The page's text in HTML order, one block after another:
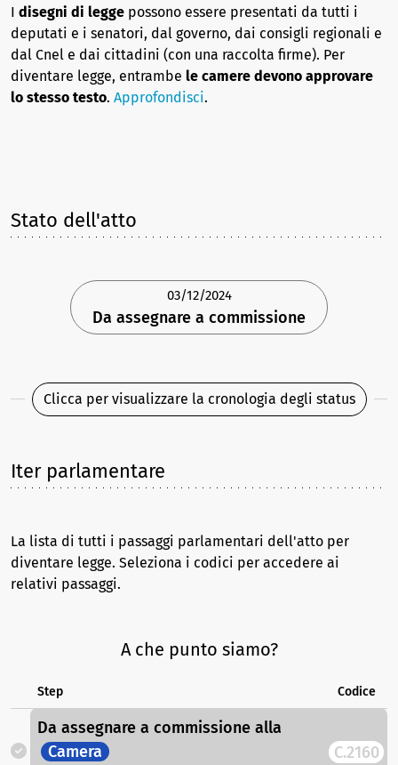
I disegni di legge possono essere presentati da tutti i
deputati e i senatori, dal governo, dai consigli regionali e
dal Cnel e dai cittadini (con una raccolta firme). Per
diventare legge, entrambe le camere devono approvare
lo stesso testo. Approfondisci.
Stato dell'atto
03/12/2024
Da assegnare a commissione
Clicca per visualizzare la cronologia degli status
Iter parlamentare
La lista di tutti i passaggi parlamentari dell'atto per
diventare legge. Seleziona i codici per accedere ai
relativi passaggi.
A che punto siamo?
Step Codice
Da assegnare a commissione alla
Camera
C.2160